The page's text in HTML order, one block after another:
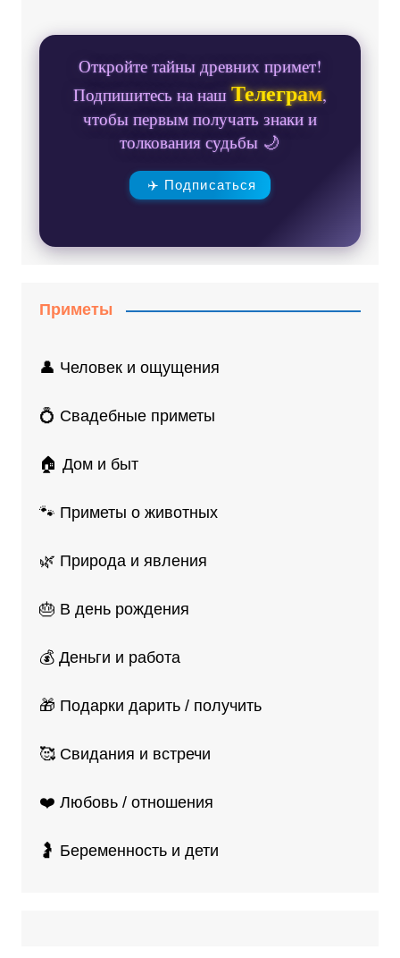
Откройте тайны древних примет!
Подпишитесь на нашТелеграм,
чтобы первым получать знаки и
толкования судьбы 🌙
✈️ Подписаться
Приметы
👤 Человек и ощущения
💍 Свадебные приметы
🏠 Дом и быт
🐾 Приметы о животных
🌿 Природа и явления
🎂 В день рождения
💰 Деньги и работа
🎁 Подарки дарить / получить
🥰 Свидания и встречи
❤️ Любовь / отношения
🤰 Беременность и дети